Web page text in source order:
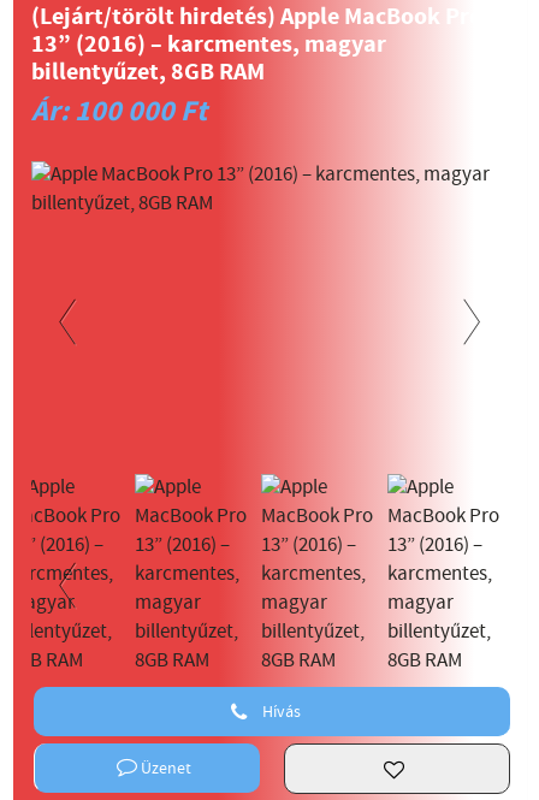
(Lejárt/törölt hirdetés)Apple MacBook Pro
13” (2016) – karcmentes, magyar
billentyűzet, 8GB RAM
Ár: 100 000 Ft
Previous
Hívás
Üzenet